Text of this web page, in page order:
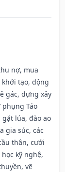
nợ, mua
tạo, động
gác, dựng xây
Táo
gặt lúa, đào ao
gia súc, các
thân, cưới
kỹ nghệ,
vẽ